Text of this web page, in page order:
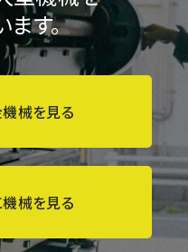
す。
械を見る
械を見る